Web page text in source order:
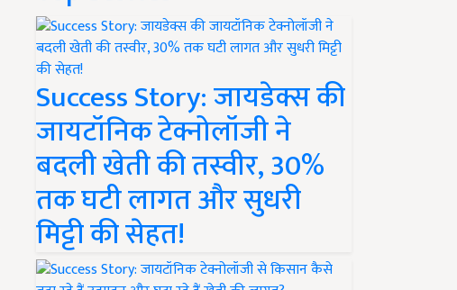
Success Story: जायडेक्स की
जायटॉनिक टेक्नोलॉजी ने
बदली खेती की तस्वीर, 30%
तक घटी लागत और सुधरी
मिट्टी की सेहत!